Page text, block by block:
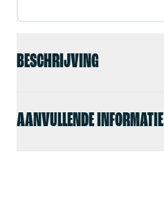
BESCHRIJVING
AANVULLENDE INFORMATIE